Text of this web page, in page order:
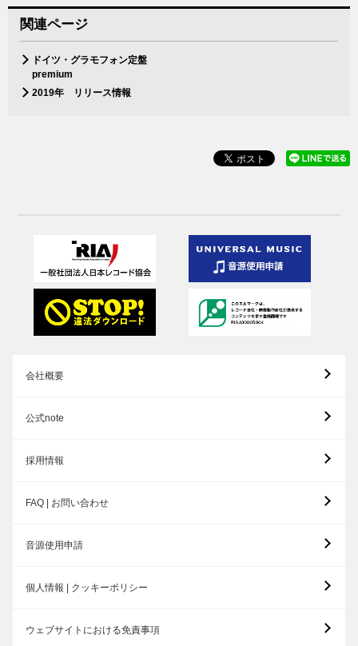
関連ページ
ドイツ・グラモフォン定盤
premium
2019年 リリース情報
会社概要
公式note
採用情報
FAQ | お問い合わせ
音源使用申請
個人情報 | クッキーポリシー
ウェブサイトにおける免責事項